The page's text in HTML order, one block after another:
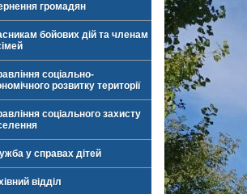
громадян
бойових дій та членам
соціально-
розвитку території
соціального захисту
у справах дітей
відділ